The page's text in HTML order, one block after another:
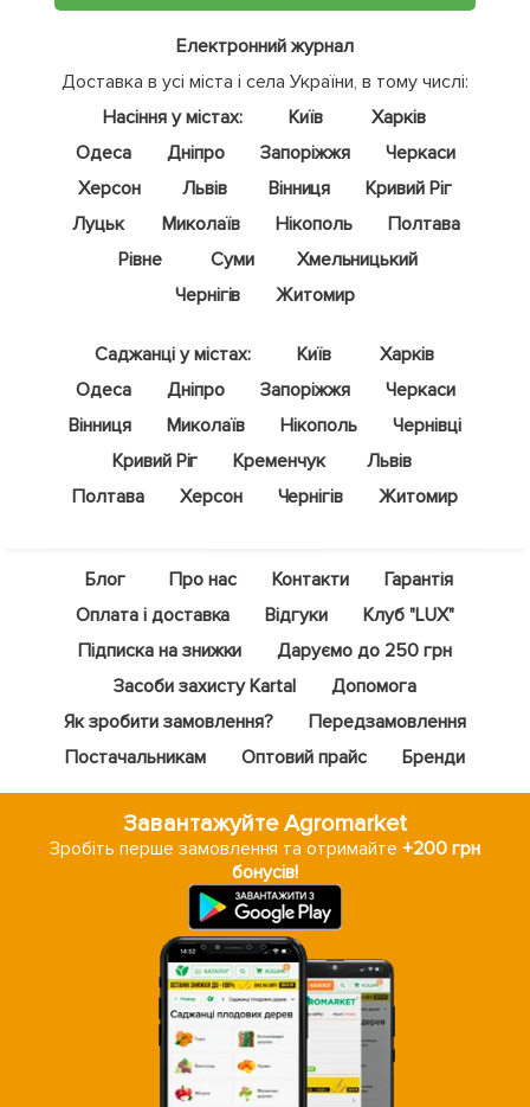
Електронний журнал
Доставка в усі міста і села України, в тому числі:
Насіння у містах:
Київ
Харків
Одеса
Дніпро Запоріжжя
Черкаси
Херсон
Львів Вінниця
Кривий Ріг
Луцьк
Миколаїв Нікополь
Полтава
Рівне
Суми
Хмельницький
Чернігів
Житомир
Саджанці у містах: Київ
Харків
Одеса
Дніпро Запоріжжя
Черкаси
Вінниця
Миколаїв Нікополь
Чернівці
Кривий Ріг
Кременчук
Львів
Полтава
Херсон Чернігів Житомир
Блог Про нас Контакти
Гарантія
Оплата і доставка
Відгуки
Клуб "LUX"
Підписка на знижки
Даруємо до 250 грн
Засоби захисту Kartal
Допомога
Як зробити замовлення?
Передзамовлення
Постачальникам
Оптовий прайс Бренди
Завантажуйте Agromarket
Зробіть перше замовлення та отримайте+200 грн
бонусів!